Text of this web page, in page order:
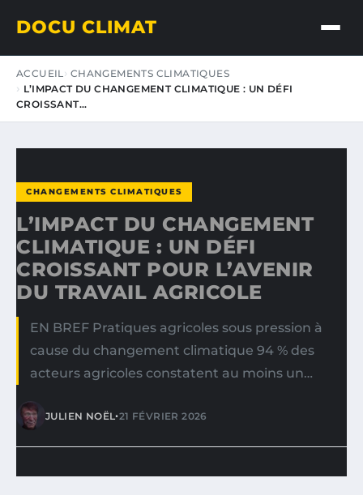
DOCU CLIMAT
ACCUEIL CHANGEMENTS CLIMATIQUES
L’IMPACT DU CHANGEMENT CLIMATIQUE : UN DÉFI
CROISSANT…
CHANGEMENTS CLIMATIQUES
L’IMPACT DU CHANGEMENT
CLIMATIQUE : UN DÉFI
CROISSANT POUR L’AVENIR
DU TRAVAIL AGRICOLE
EN BREF Pratiques agricoles sous pression à
cause du changement climatique 94 % des
acteurs agricoles constatent au moins un…
JULIEN NOËL•21 FÉVRIER 2026